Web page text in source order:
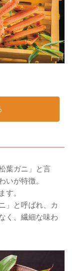
葉ガニ」と言
いが特徴。
す。
」と呼ばれ、カ
く、繊細な味わ